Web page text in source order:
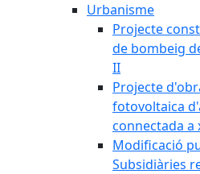
Urbanisme
Projecte
de bombeig
II
Projecte
fotovoltaica
connectada a
Modificació
Subsidiàries